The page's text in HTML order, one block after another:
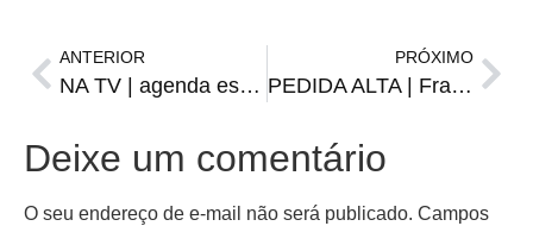
ANTERIOR
NA TV | agenda esportiva de domingo, 12 de fevereiro
PRÓXIMO
PEDIDA ALTA | Frankfurt define valor por Borré, alvo do Inter
Deixe um comentário
O seu endereço de e-mail não será publicado. Campos